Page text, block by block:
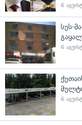
6
სუს-
6
6